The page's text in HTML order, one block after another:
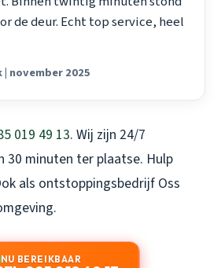
de deur. Echt top service, heel
november 2025
019 49 13. Wij zijn 24/7
30 minuten ter plaatse. Hulp
als ontstoppingsbedrijf Oss
NU BEREIKBAAR